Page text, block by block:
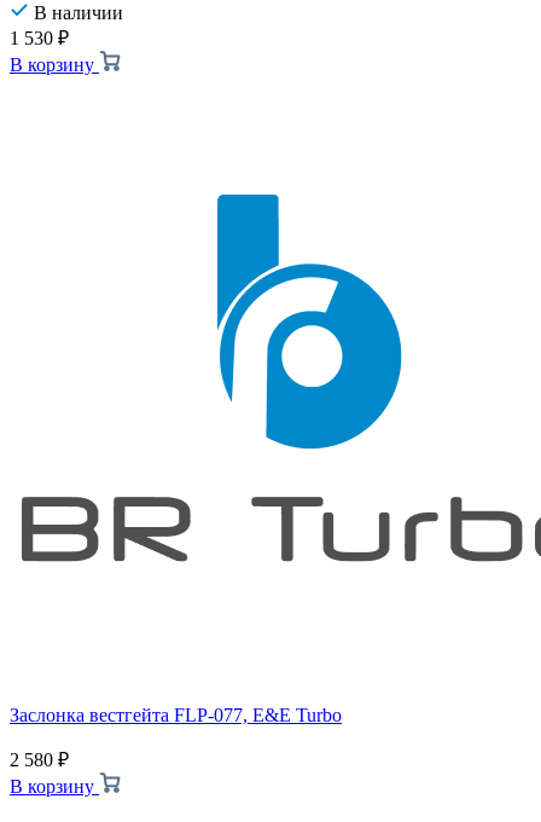
В наличии
1 530 ₽
В корзину
Заслонка вестгейта FLP-077, E&E Turbo
2 580 ₽
В корзину